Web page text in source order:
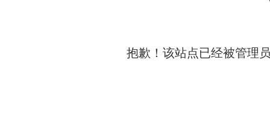
抱歉！该站点已经被管理